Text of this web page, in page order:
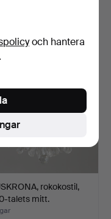
rokokostil,
talets mitt.
och hantera